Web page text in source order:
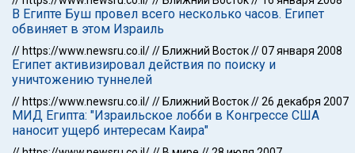
В Египте Буш провел всего несколько часов. Египет
обвиняет в этом Израиль
// https://www.newsru.co.il/// Ближний Восток//07 января 2008
Египет активизировал действия по поиску и
уничтожению туннелей
// https://www.newsru.co.il/// Ближний Восток//26 декабря 2007
МИД Египта: "Израильское лобби в Конгрессе США
наносит ущерб интересам Каира"